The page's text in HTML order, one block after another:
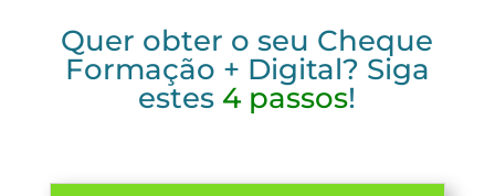
Quer obter o seu Cheque
Formação + Digital? Siga
estes 4 passos!